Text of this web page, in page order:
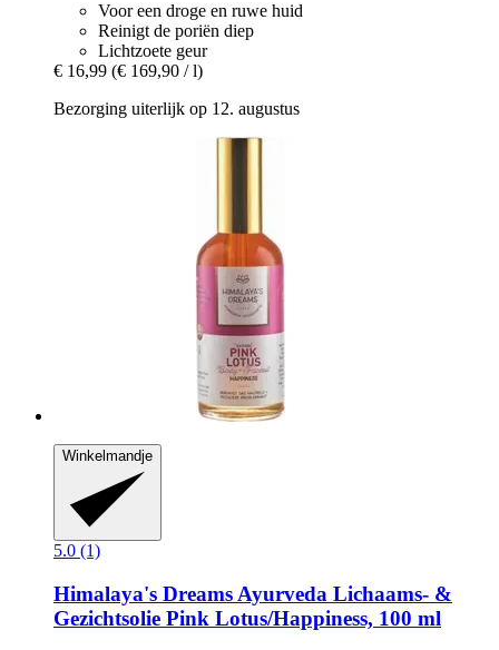
Voor een droge en ruwe huid
Reinigt de poriën diep
Lichtzoete geur
€ 16,99 (€ 169,90 / l)
Bezorging uiterlijk op 12. augustus
Winkelmandje
5.0 (1)
Himalaya's Dreams Ayurveda Lichaams-​ &
Gezichtsolie Pink Lotus/Happiness, 100 ml